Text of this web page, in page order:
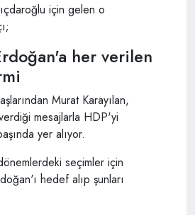
için gelen o
her verilen
Murat Karayılan,
mesajlarla HDP'yi
yer alıyor.
seçimler için
hedef alıp şunları